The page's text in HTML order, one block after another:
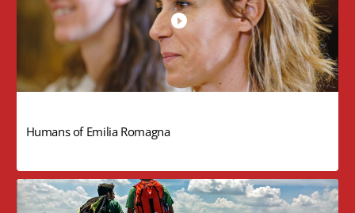
Humans of Emilia Romagna